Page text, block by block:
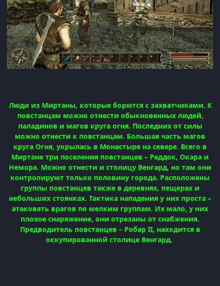
Люди из Миртаны, которые борются с захватчиками. К
повстанцам можно отнести обыкновенных людей,
паладинов и магов круга огня. Последних от силы
можно отнести к повстанцам. Большая часть магов
круга Огня, укрылась в Монастыре на севере. Всего в
Миртане три поселения повстанцев – Реддок, Окара и
Немора. Можно отнести и столицу Венгард, но там они
контролируют только половину города. Расположены
группы повстанцев также в деревнях, пещерах и
небольших стоянках. Тактика нападения у них проста –
атаковать врагов по мелким группам. Их мало, у них
плохое снаряжение, они отрезаны от снабжения.
Предводитель повстанцев – Робар II, находится в
оккупированной столице Венгард.